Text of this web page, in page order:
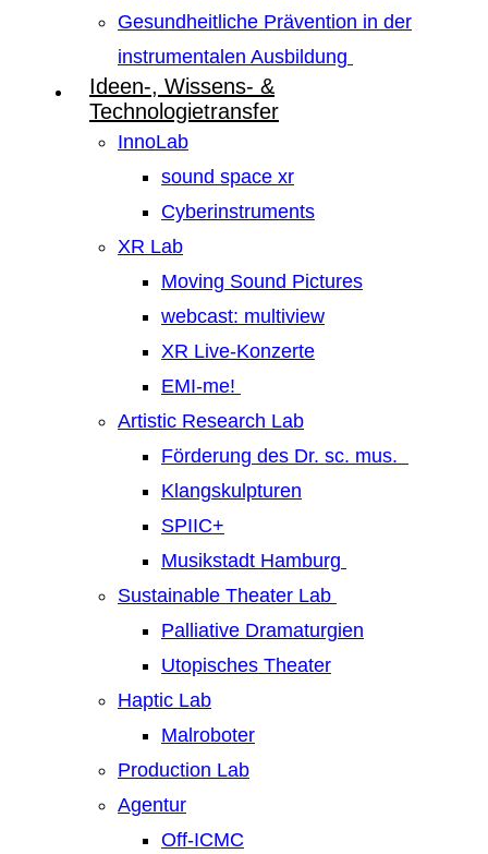
Gesundheitliche Prävention in der
instrumentalen Ausbildung
Ideen-, Wissens- &
Technologietransfer
InnoLab
sound space xr
Cyberinstruments
XR Lab
Moving Sound Pictures
webcast: multiview
XR Live-Konzerte
EMI-me!
Artistic Research Lab
Förderung des Dr. sc. mus.
Klangskulpturen
SPIIC+
Musikstadt Hamburg
Sustainable Theater Lab
Palliative Dramaturgien
Utopisches Theater
Haptic Lab
Malroboter
Production Lab
Agentur
Off-ICMC